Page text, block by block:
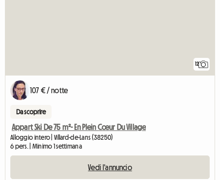
12
107 € / notte
Da scoprire
Appart Ski De 75 m²- En Plein Cœur Du Village
Alloggio intero | Villard-de-Lans (38250)
6 pers. | Minimo 1 settimana
Vedi l'annuncio